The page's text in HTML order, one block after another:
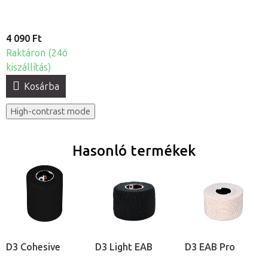
4 090 Ft
Raktáron (24ó
kiszállítás)
Kosárba
High-contrast mode
Hasonló termékek
D3 Cohesive
D3 Light EAB
D3 EAB Pro